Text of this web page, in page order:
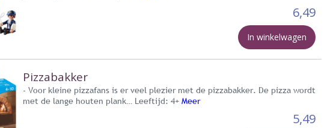
6,49
In winkelwagen
Pizzabakker
- Voor kleine pizzafans is er veel plezier met de pizzabakker. De pizza wordt
met de lange houten plank… Leeftijd: 4+ Meer
5,49